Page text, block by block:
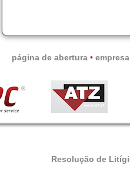
página de abertura • empresa
Resolução de